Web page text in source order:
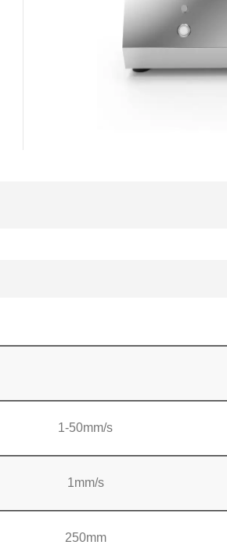
1-50mm/s
1mm/s
250mm